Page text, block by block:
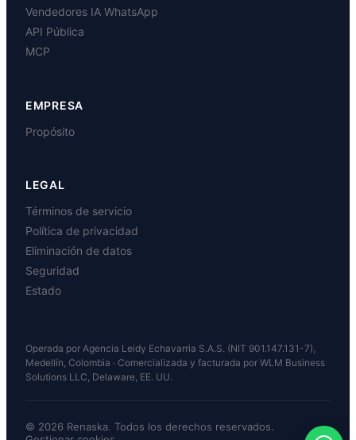
Vendedores IA WhatsApp
API Pública
MCP
EMPRESA
Propósito
LEGAL
Términos de servicio
Política de privacidad
Eliminación de datos
Seguridad
Estado
Operada por Agencia Leidy Echavarria S.A.S. (NIT 901.147.131-7),
Medellín, Colombia · Comercializada y facturada por WLM Business
Solutions LLC, Delaware, EE. UU.
© 2026 Renaska. Todos los derechos reservados.